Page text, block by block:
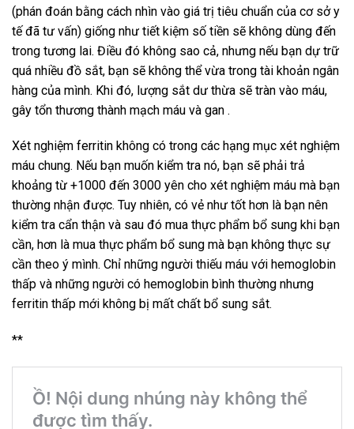
(phán đoán bằng cách nhìn vào giá trị tiêu chuẩn của cơ sở y
tế đã tư vấn) giống như tiết kiệm số tiền sẽ không dùng đến
trong tương lai. Điều đó không sao cả, nhưng nếu bạn dự trữ
quá nhiều đồ sắt, bạn sẽ không thể vừa trong tài khoản ngân
hàng của mình. Khi đó, lượng sắt dư thừa sẽ tràn vào máu,
gây tổn thương thành mạch máu và gan .
Xét nghiệm ferritin không có trong các hạng mục xét nghiệm
máu chung. Nếu bạn muốn kiểm tra nó, bạn sẽ phải trả
khoảng từ +1000 đến 3000 yên cho xét nghiệm máu mà bạn
thường nhận được. Tuy nhiên, có vẻ như tốt hơn là bạn nên
kiểm tra cẩn thận và sau đó mua thực phẩm bổ sung khi bạn
cần, hơn là mua thực phẩm bổ sung mà bạn không thực sự
cần theo ý mình. Chỉ những người thiếu máu với hemoglobin
thấp và những người có hemoglobin bình thường nhưng
ferritin thấp mới không bị mất chất bổ sung sắt.
**